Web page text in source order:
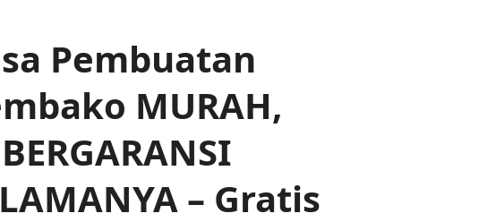
Pembuatan
MURAH,
– Gratis